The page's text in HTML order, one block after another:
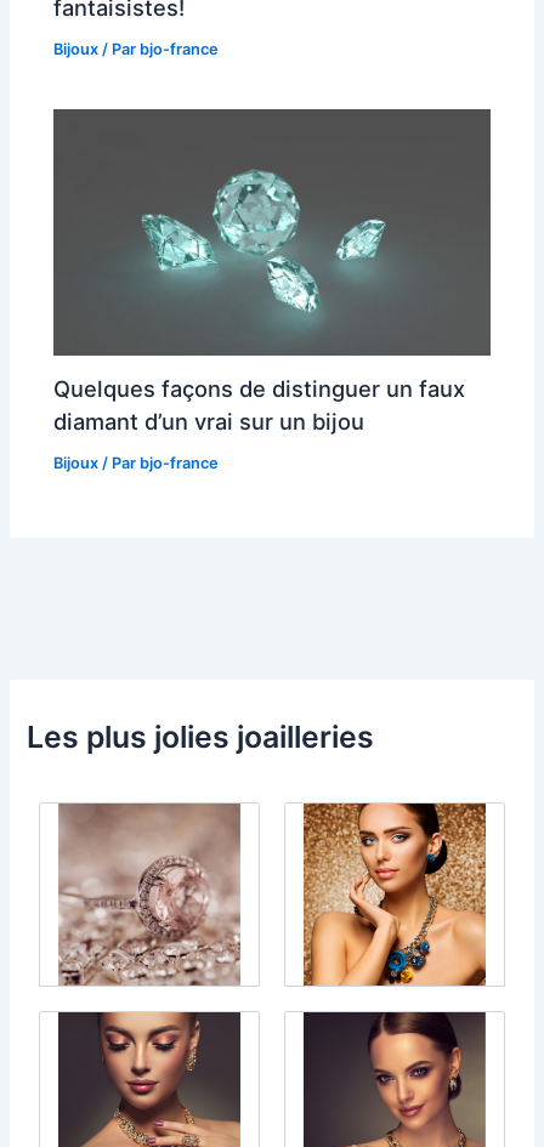
fantaisistes!
Bijoux / Par bjo-france
Quelques façons de distinguer un faux
diamant d’un vrai sur un bijou
Bijoux / Par bjo-france
Les plus jolies joailleries